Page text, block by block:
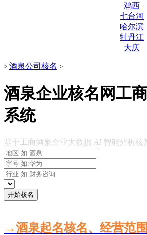
鸡西
七台河
哈尔滨
牡丹江
大庆
> 酒泉公司核名 >
酒泉企业核名网工
系统
基于工商酒泉企业大数据 AI 智能分析核
开始核名
→酒泉起名核名、经营范